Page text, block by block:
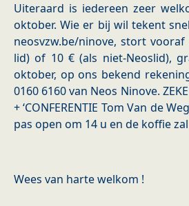
Uiteraard is iedereen zeer
oktober. Wie er bij wil tekent
neosvzw.be/ninove, stort
lid) of 10 € (als niet-Neoslid),
oktober, op ons bekend
0160 6160 van Neos Ninove.
+ ‘CONFERENTIE Tom Van de
pas open om 14 u en de koffie
Wees van harte welkom !